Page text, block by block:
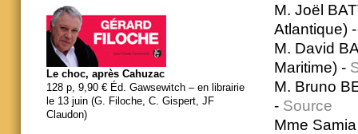
M. Joël
Atlantique)
M. David
Maritime) -
M. Bruno
- Source
Mme
Le choc, après Cahuzac
128 p, 9,90 € Éd. Gawsewitch – en librairie
le 13 juin (G. Filoche, C. Gispert, JF
Claudon)